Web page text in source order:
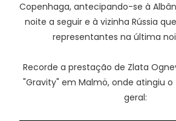
Copenhaga, antecipando-se à
noite a seguir e à vizinha Rússia
representantes na última
Recorde a prestação de Zlata
"Gravity" em Malmö, onde atingiu
geral: